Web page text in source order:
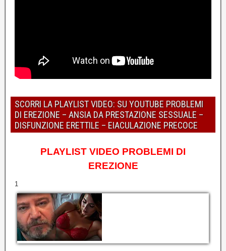
SCORRI LA PLAYLIST VIDEO: SU YOUTUBE PROBLEMI
DI EREZIONE – ANSIA DA PRESTAZIONE SESSUALE –
DISFUNZIONE ERETTILE – EIACULAZIONE PRECOCE
PLAYLIST VIDEO PROBLEMI DI
EREZIONE
1